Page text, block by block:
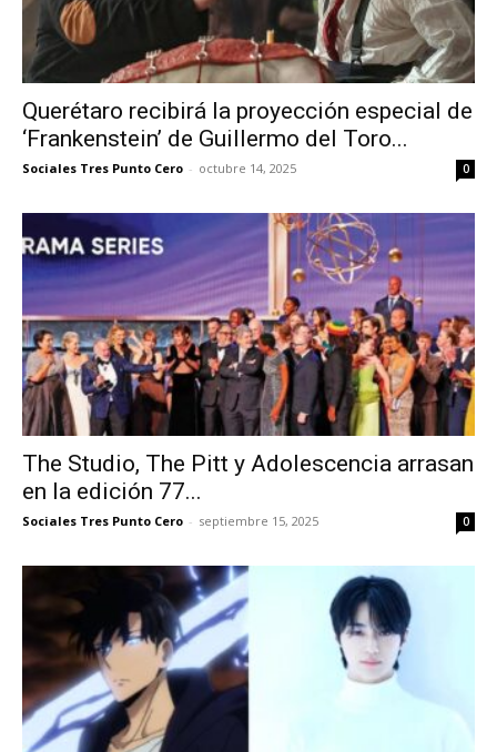
Querétaro recibirá la proyección especial de
‘Frankenstein’ de Guillermo del Toro...
Sociales Tres Punto Cero - octubre 14, 2025 0
The Studio, The Pitt y Adolescencia arrasan
en la edición 77...
Sociales Tres Punto Cero - septiembre 15, 2025 0